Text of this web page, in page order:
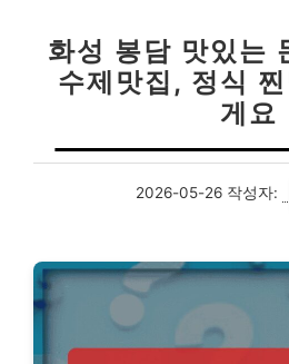
화성 봉담 맛있는
수제맛집, 정식
게요
2026-05-26 작성자: